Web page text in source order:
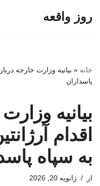
روز واقعه
خانه » بیانیه وزارت خارجه
پاسداران
بیانیه
اقدام
به سپاه
از ژانویه 20, 2026